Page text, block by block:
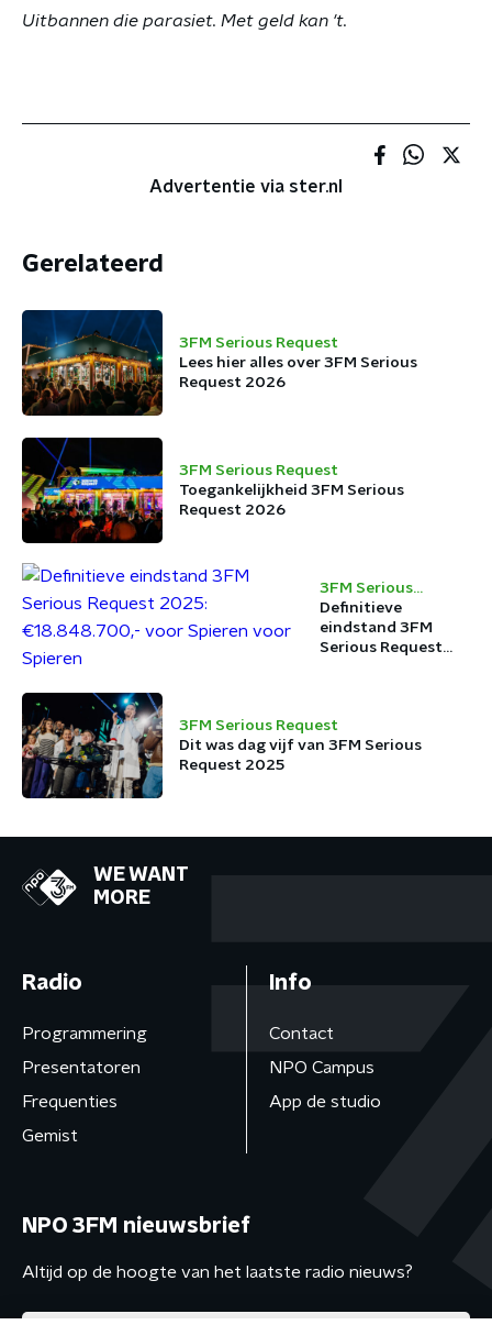
Uitbannen die parasiet. Met geld kan 't.
Advertentie via ster.nl
Gerelateerd
3FM Serious Request
Lees hier alles over 3FM Serious
Request 2026
3FM Serious Request
Toegankelijkheid 3FM Serious
Request 2026
3FM Serious
Request
Definitieve
eindstand 3FM
Serious Request
Spieren
3FM Serious Request
Dit was dag vijf van 3FM Serious
Request 2025
WE WANT
MORE
Radio
Programmering
Presentatoren
Frequenties
Gemist
Info
Contact
NPO Campus
App de studio
NPO 3FM nieuwsbrief
Altijd op de hoogte van het laatste radio nieuws?